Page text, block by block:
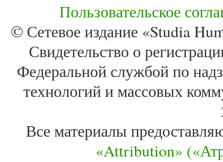
Пользовательское
© Сетевое издание «Studia
Свидетельство о
Федеральной службой по
технологий и массовых
Все материалы
«Attribution»